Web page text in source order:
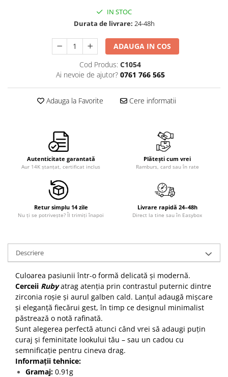
IN STOC
Durata de livrare: 24-48h
ADAUGA IN COS
Cod Produs: C1054
Ai nevoie de ajutor? 0761 766 565
Adauga la Favorite Cere informatii
Autenticitate garantată
Aur 14K ștanțat, certificat inclus
Plătești cum vrei
Ramburs, card sau în rate
Retur simplu 14 zile
Nu ți se potrivește? Îl trimiți înapoi
Livrare rapidă 24–48h
Direct la tine sau în Easybox
Descriere
Culoarea pasiunii într-o formă delicată și modernă.
Cerceii Rubyatrag atenția prin contrastul puternic dintre
zirconia roșie și aurul galben cald. Lanțul adaugă mișcare
și eleganță fiecărui gest, în timp ce designul minimalist
păstrează o notă rafinată.
Sunt alegerea perfectă atunci când vrei să adaugi puțin
curaj și feminitate lookului tău – sau un cadou cu
semnificație pentru cineva drag.
Informații tehnice:
Gramaj: 0.91g